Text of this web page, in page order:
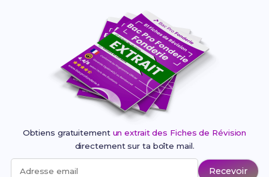
Obtiens gratuitement un extrait des Fiches de Révision
directement sur ta boîte mail.
Adresse email Recevoir